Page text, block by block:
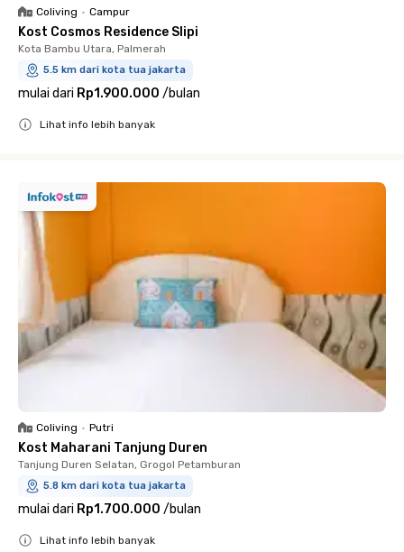
Coliving • Campur
Kost Cosmos Residence Slipi
Kota Bambu Utara, Palmerah
5.5 km dari kota tua jakarta
mulai dari Rp1.900.000 /bulan
Lihat info lebih banyak
Coliving • Putri
Kost Maharani Tanjung Duren
Tanjung Duren Selatan, Grogol Petamburan
5.8 km dari kota tua jakarta
mulai dari Rp1.700.000 /bulan
Lihat info lebih banyak